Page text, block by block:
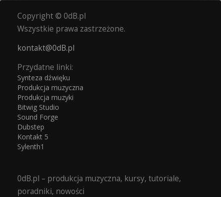
Copyright © 0dB.pl
Wszystkie prawa zastrzeżone.
kontakt@0dB.pl
Przydatne linki:
Synteza dźwięku
Produkcja muzyczna
Produkcja muzyki
Bitwig Studio
Sound Forge
Dubstep
Kontakt 5
Sylenth1
0dB.pl – produkcja muzyczna, kursy, tutoriale,
poradniki, nowości